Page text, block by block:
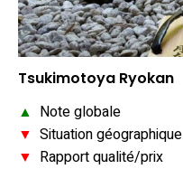
Tsukimotoya Ryokan
▲ Note globale
▼ Situation géographique
▼ Rapport qualité/prix